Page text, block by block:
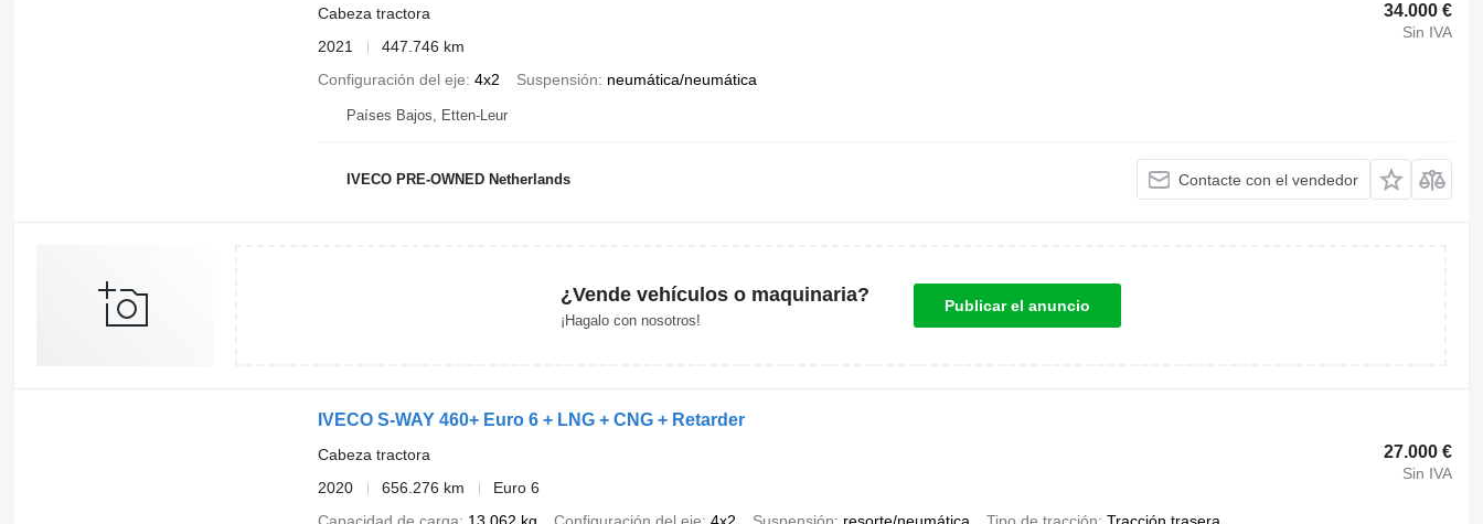
34.000 €
Sin IVA
Cabeza tractora
2021
447.746 km
Configuración del eje 4x2 Suspensión neumática/neumática
Países Bajos, Etten-Leur
IVECO PRE-OWNED Netherlands Contacte con el vendedor
¿Vende vehículos o maquinaria?
¡Hagalo con nosotros!
Publicar el anuncio
IVECO S-WAY 460+ Euro 6 + LNG + CNG + Retarder
27.000 €
Sin IVA
Cabeza tractora
2020
656.276 km
Euro 6